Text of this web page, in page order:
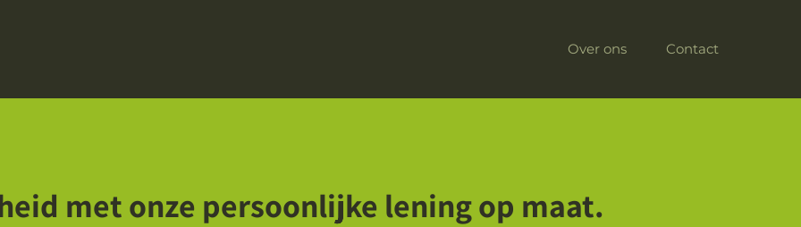
Over ons Contact
met onze persoonlijke lening op maat.